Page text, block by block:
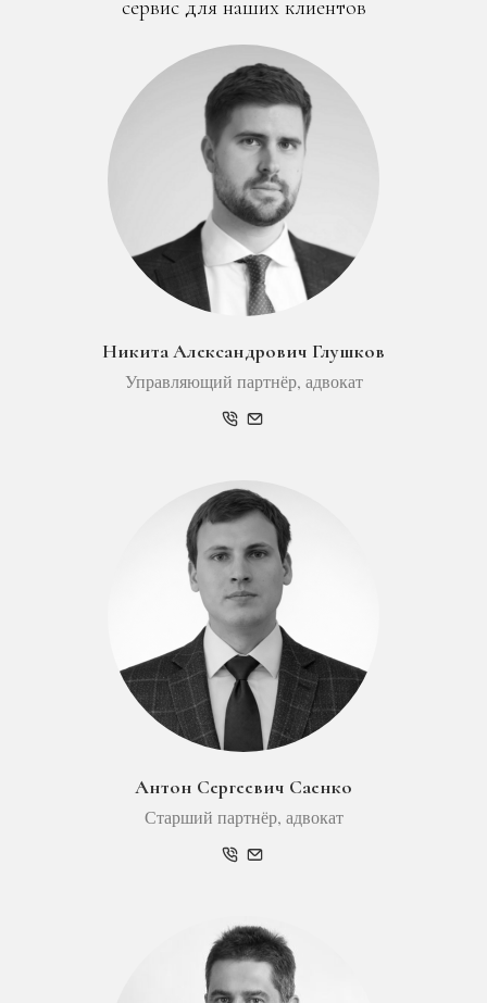
сервис для наших клиентов
Никита Александрович Глушков
Управляющий партнёр, адвокат
Антон Сергеевич Саенко
Старший партнёр, адвокат